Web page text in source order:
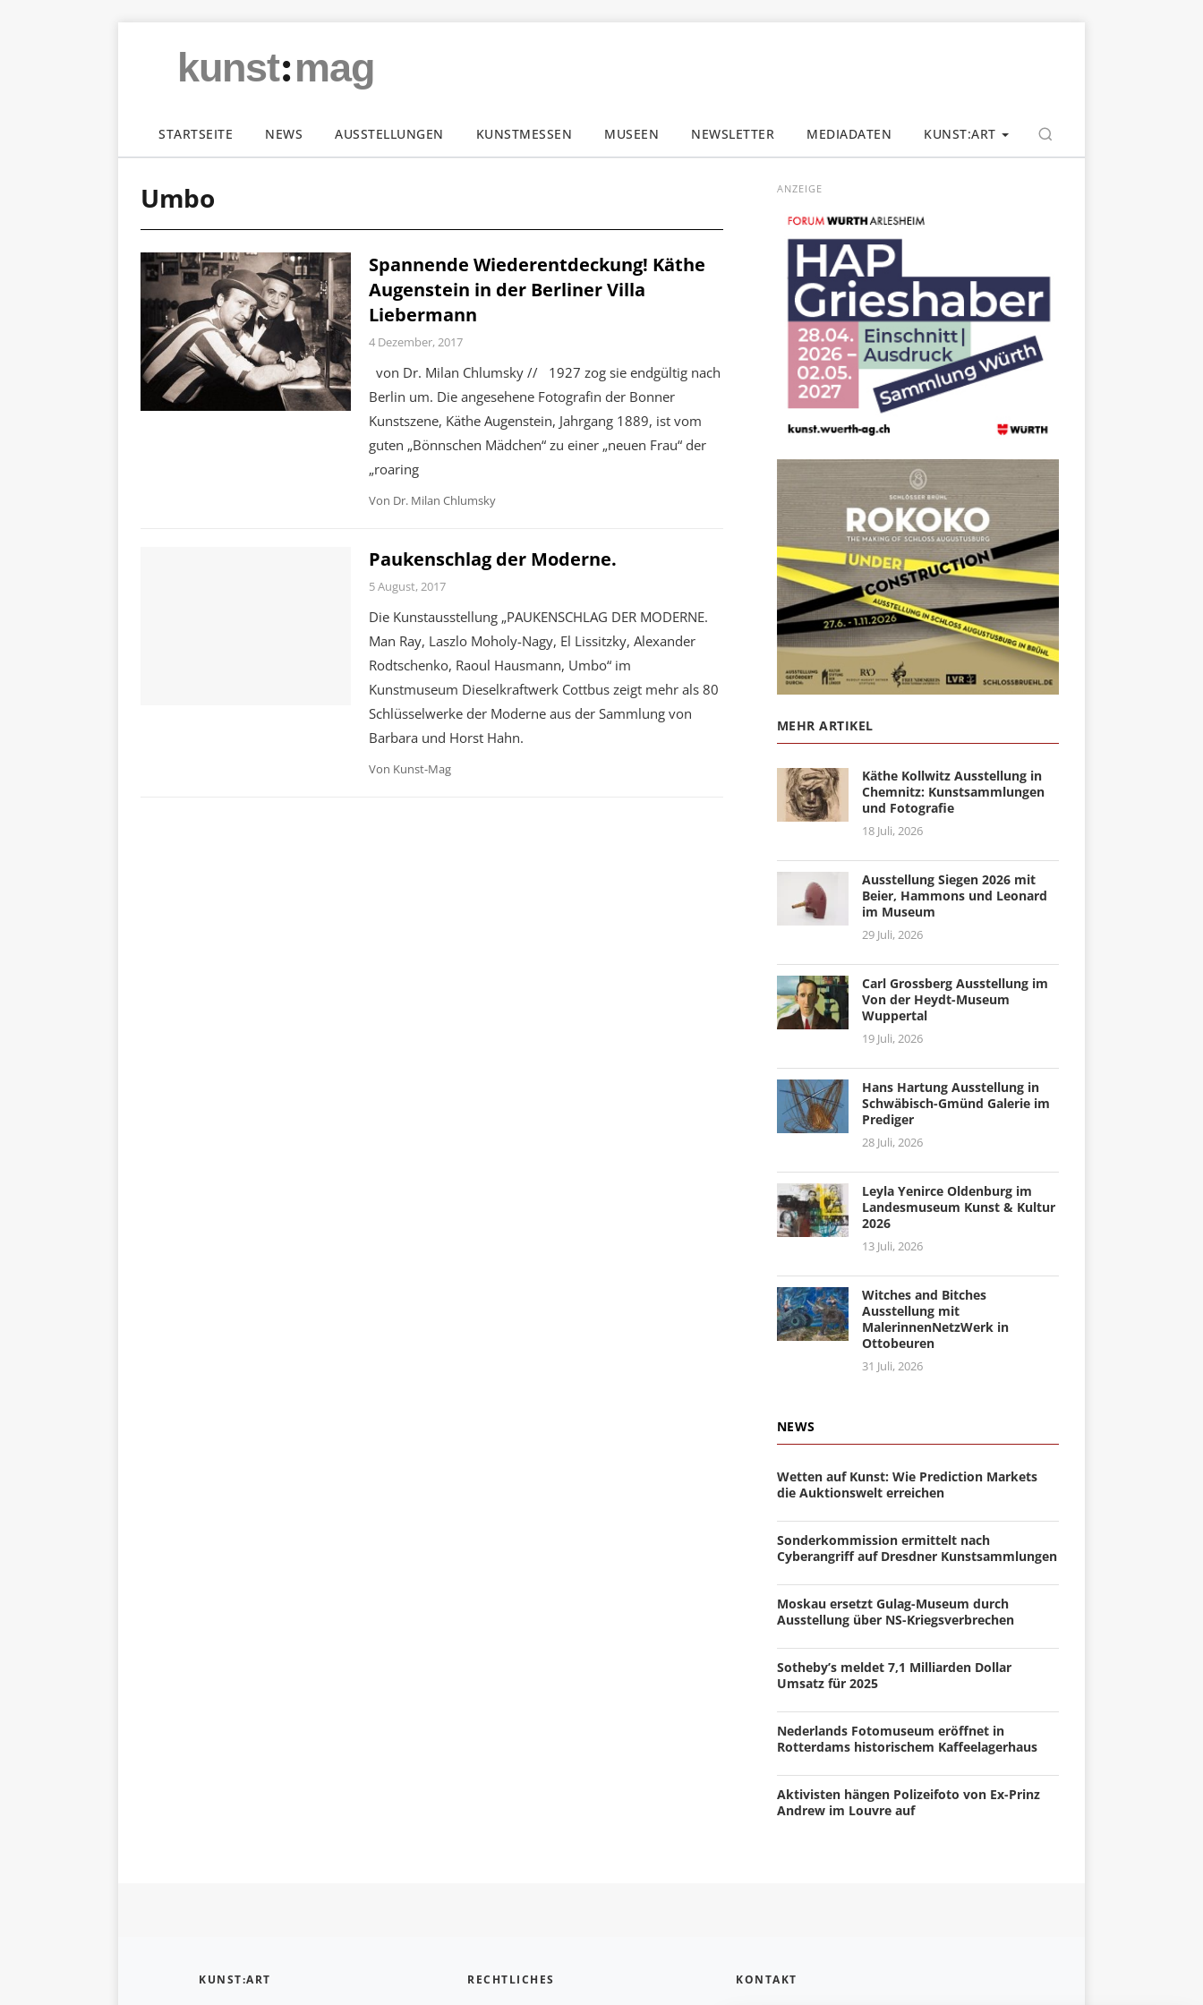
kunst:mag
STARTSEITE NEWS AUSSTELLUNGEN KUNSTMESSEN MUSEEN NEWSLETTER MEDIADATEN KUNST:ART
Umbo
Spannende Wiederentdeckung! Käthe
Augenstein in der Berliner Villa
Liebermann
4 Dezember, 2017
von Dr. Milan Chlumsky // 1927 zog sie endgültig nach
Berlin um. Die angesehene Fotografin der Bonner
Kunstszene, Käthe Augenstein, Jahrgang 1889, ist vom
guten „Bönnschen Mädchen“ zu einer „neuen Frau“ der
„roaring
Von Dr. Milan Chlumsky
Paukenschlag der Moderne.
5 August, 2017
Die Kunstausstellung „PAUKENSCHLAG DER MODERNE.
Man Ray, Laszlo Moholy-Nagy, El Lissitzky, Alexander
Rodtschenko, Raoul Hausmann, Umbo“ im
Kunstmuseum Dieselkraftwerk Cottbus zeigt mehr als 80
Schlüsselwerke der Moderne aus der Sammlung von
Barbara und Horst Hahn.
Von Kunst-Mag
ANZEIGE
MEHR ARTIKEL
Käthe Kollwitz Ausstellung in
Chemnitz: Kunstsammlungen
und Fotografie
18 Juli, 2026
Ausstellung Siegen 2026 mit
Beier, Hammons und Leonard
im Museum
29 Juli, 2026
Carl Grossberg Ausstellung im
Von der Heydt-Museum
Wuppertal
19 Juli, 2026
Hans Hartung Ausstellung in
Schwäbisch-Gmünd Galerie im
Prediger
28 Juli, 2026
Leyla Yenirce Oldenburg im
Landesmuseum Kunst & Kultur
2026
13 Juli, 2026
Witches and Bitches
Ausstellung mit
MalerinnenNetzWerk in
Ottobeuren
31 Juli, 2026
NEWS
Wetten auf Kunst: Wie Prediction Markets
die Auktionswelt erreichen
Sonderkommission ermittelt nach
Cyberangriff auf Dresdner Kunstsammlungen
Moskau ersetzt Gulag-Museum durch
Ausstellung über NS-Kriegsverbrechen
Sotheby’s meldet 7,1 Milliarden Dollar
Umsatz für 2025
Nederlands Fotomuseum eröffnet in
Rotterdams historischem Kaffeelagerhaus
Aktivisten hängen Polizeifoto von Ex-Prinz
Andrew im Louvre auf
KUNST:ART RECHTLICHES KONTAKT